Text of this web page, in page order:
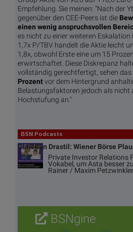
Empfehlung. Sie meinen: "Nach der
gegenüber den CEE-Peers ist die
einen wenig anspruchsvollen
es nicht zu einer weiteren
1,7x P/TBV handelt die Aktie leicht
1,8x, obwohl Erste eine um 15
erwirtschaftet. Diese Diskrepanz
vollständig gerechtfertigt, sehen das
Prozentvor dem Hintergrund
Belastungsfaktoren jedoch als nicht
Hochstufung an."
BSN Podcasts
Christian Drastil: Wiener Börse
Private Investor Relations
Vokabel, um Asta besser
Rainer / Maxim
BSNgine